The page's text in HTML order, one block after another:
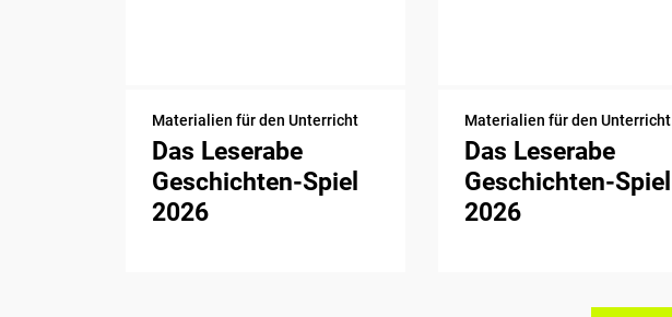
Materialien für den Unterricht
Das Leserabe
Geschichten-Spiel
2026
Materialien für den Unterricht
Das Leserabe
Geschichten-Spiel
2026